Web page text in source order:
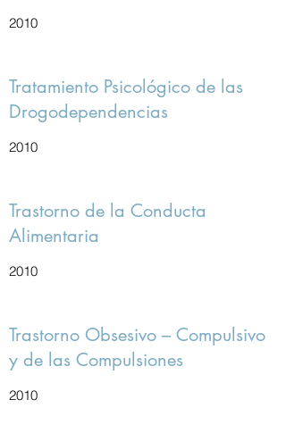
2010
Tratamiento Psicológico de las
Drogodependencias
2010
Trastorno de la Conducta
Alimentaria
2010
Trastorno Obsesivo – Compulsivo
y de las Compulsiones
2010